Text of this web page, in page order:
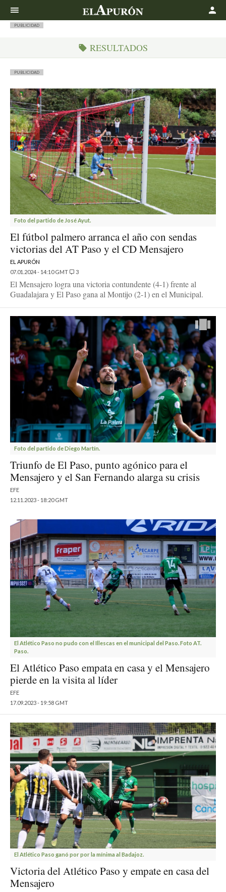
PUBLICIDAD
RESULTADOS
PUBLICIDAD
Foto del partido de José Ayut.
El fútbol palmero arranca el año con sendas
victorias del AT Paso y el CD Mensajero
EL APURÓN
07.01.2024 - 14:10 GMT
3
El Mensajero logra una victoria contundente (4-1) frente al
Guadalajara y El Paso gana al Montijo (2-1) en el Municipal.
Foto del partido de Diego Martín.
Triunfo de El Paso, punto agónico para el
Mensajero y el San Fernando alarga su crisis
EFE
12.11.2023 - 18:20 GMT
El Atlético Paso no pudo con el Illescas en el municipal del Paso. Foto AT.
Paso.
El Atlético Paso empata en casa y el Mensajero
pierde en la visita al líder
EFE
17.09.2023 - 19:58 GMT
El Atlético Paso ganó por por la mínima al Badajoz.
Victoria del Atlético Paso y empate en casa del
Mensajero